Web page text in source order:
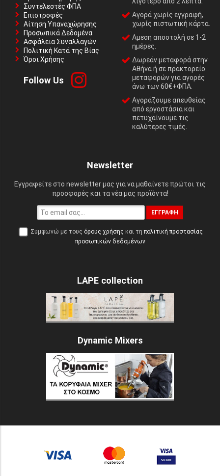
Συντελεστές ΦΠΑ
Επιστροφές
Αίτηση Υπαναχώρησης
Προσωπικά Δεδομένα
Ασφάλεια Συναλλαγών
Πολιτική Κατά της Βίας
Όροι Χρήσης
Follow Us
Αγορά χωρίς εγγραφή,
χωρίς πιστωτική κάρτα.
Αμεση αποστολή σε 1-2
ημέρες.
Δωρεάν μεταφορά στην
Αθήνα ή σε πρακτορείο
μεταφορών για αγορές
άνω των 60€+ΦΠΑ.
Αγοράζουμε απευθείας
από εργοστάσια και
πετυχαίνουμε τις
καλύτερες τιμές.
Newsletter
Εγγραφείτε στο newsletter μας για να μαθαίνετε πρώτοι τις
προσφορές και τα νέα μας προϊόντα!
ΕΓΓΡΑΦΉ
Συμφωνώ με τους όρους χρήσης και τη πολιτική προστασίας
προσωπικών δεδομένων
LAPE collection
Dynamic Mixers